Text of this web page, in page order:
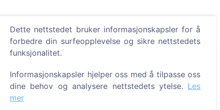
Om CEMETY
Dette nettstedet bruker informasjonskapsler for å
forbedre din surfeopplevelse og sikre nettstedets
funksjonalitet.
Informasjonskapsler hjelper oss med å tilpasse oss
dine behov og analysere nettstedets ytelse. Les
mer